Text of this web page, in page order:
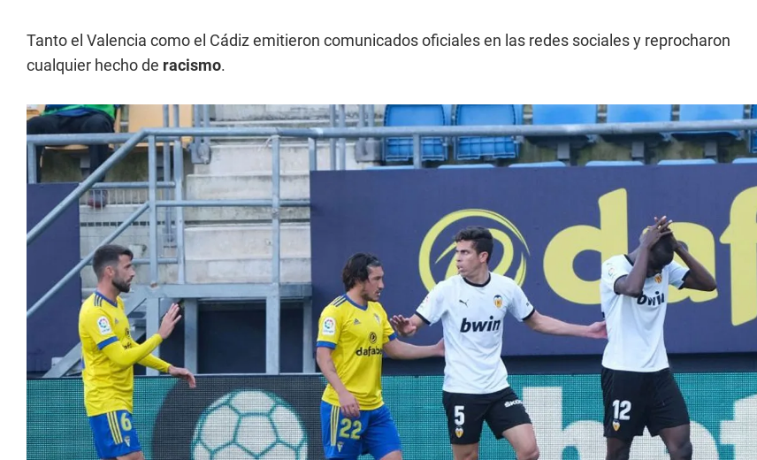
Tanto el Valencia como el Cádiz emitieron comunicados oficiales en las redes sociales y reprocharon
cualquier hecho de racismo.